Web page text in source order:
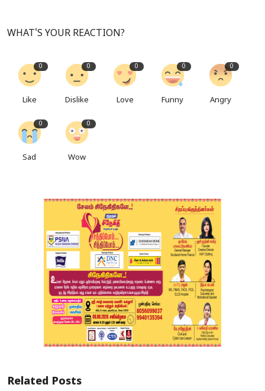
WHAT'S YOUR REACTION?
0
Like
0
Dislike
0
Love
0
Funny
0
Angry
0
Sad
0
Wow
Related Posts